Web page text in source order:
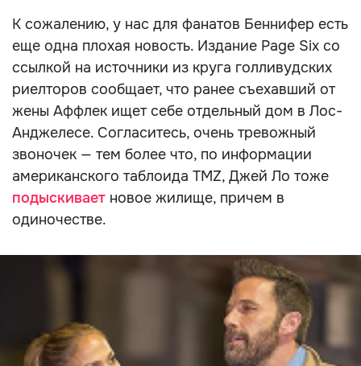
К сожалению, у нас для фанатов Беннифер есть
еще одна плохая новость. Издание Page Six со
ссылкой на источники из круга голливудских
риелторов сообщает, что ранее съехавший от
жены Аффлек ищет себе отдельный дом в Лос-
Анджелесе. Согласитесь, очень тревожный
звоночек — тем более что, по информации
американского таблоида TMZ, Джей Ло тоже
подыскивает новое жилище, причем в
одиночестве.